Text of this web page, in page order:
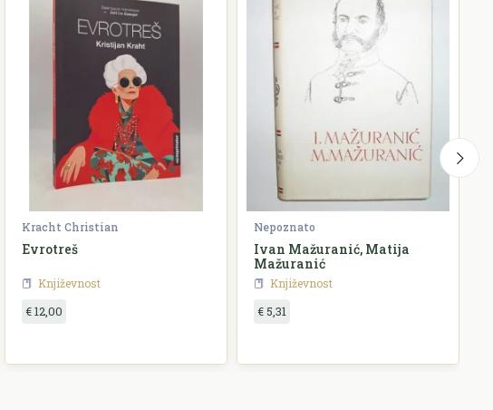
Kracht Christian
Evrotreš
Književnost
€ 12,00
Nepoznato
Ivan Mažuranić, Matija
Mažuranić
Književnost
€ 5,31